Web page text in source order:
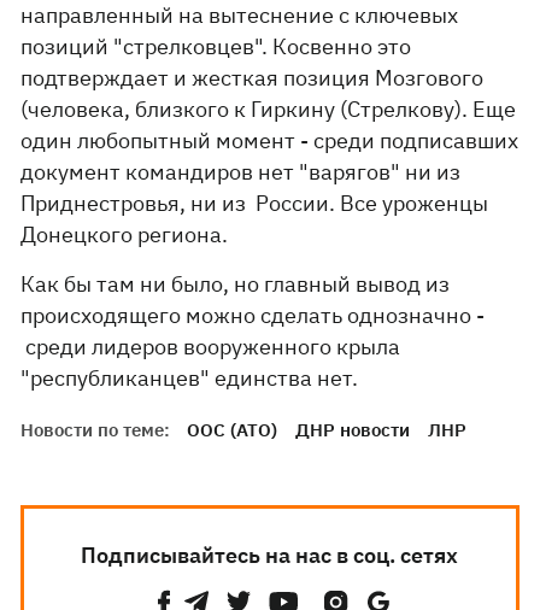
направленный на вытеснение с ключевых
позиций "стрелковцев". Косвенно это
подтверждает и жесткая позиция Мозгового
(человека, близкого к Гиркину (Стрелкову). Еще
один любопытный момент - среди подписавших
документ командиров нет "варягов" ни из
Приднестровья, ни из России. Все уроженцы
Донецкого региона.
Как бы там ни было, но главный вывод из
происходящего можно сделать однозначно -
среди лидеров вооруженного крыла
"республиканцев" единства нет.
Новости по теме: ООС (АТО) ДНР новости ЛНР
Подписывайтесь на нас в соц. сетях